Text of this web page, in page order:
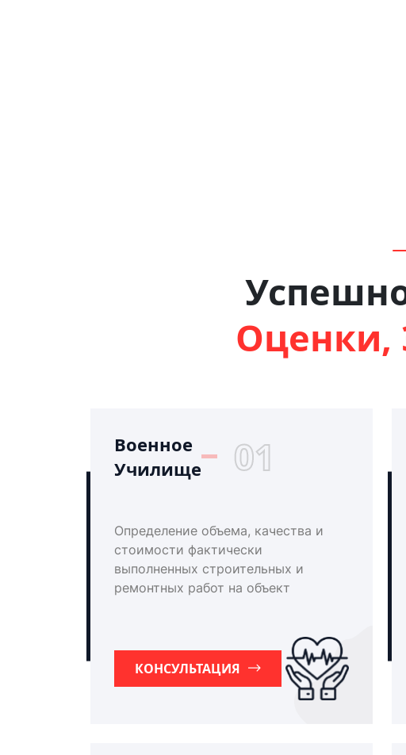
Оценки,
Военное
Училище
01
Определение объема, качества и
стоимости фактически
выполненных строительных и
ремонтных работ на объект
КОНСУЛЬТАЦИЯ